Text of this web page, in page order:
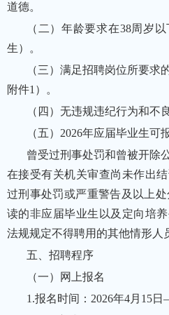
道德。
（二）年龄要求在38周岁
生）。
（三）满足招聘岗位所要求
附件1）。
（四）无违规违纪行为和不
（五）2026年应届毕业生可
曾受过刑事处罚和曾被开除
在接受有关机关审查尚未作出
过刑事处罚或严重警告及以上
读的非应届毕业生以及定向培
法规规定不得聘用的其他情形人
五、招聘程序
（一）网上报名
1.报名时间：2026年4月15日